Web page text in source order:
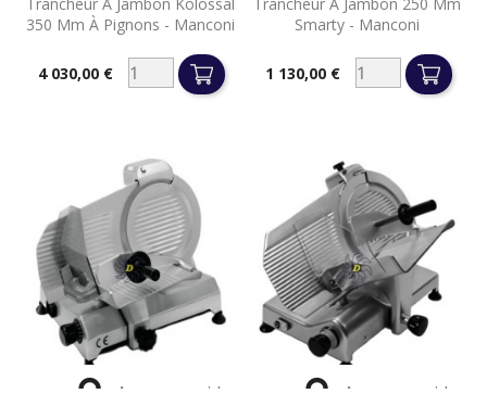
350 Mm À Pignons - Manconi
Prix4 030,00 €
Smarty - Manconi
Prix1 130,00 €